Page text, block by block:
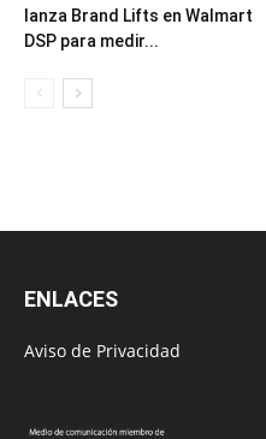
lanza Brand Lifts en Walmart
DSP para medir...
ENLACES
Aviso de Privacidad